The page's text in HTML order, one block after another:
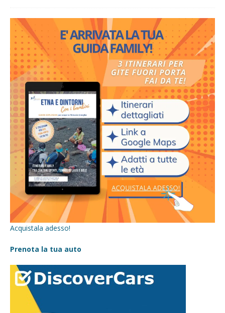
Acquistala adesso!
Prenota la tua auto